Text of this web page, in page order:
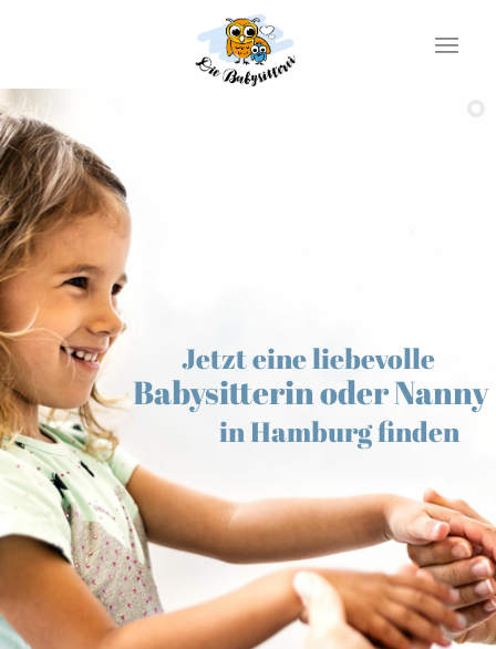
in Hamburg finden
Babysitterin oder Nanny
Jetzt eine liebevolle